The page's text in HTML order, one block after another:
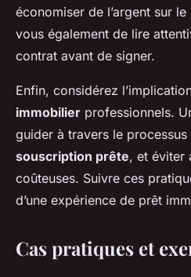
économiser de l’argent sur
vous également de lire
contrat avant de signer.
Enfin, considérez
immobilier professionnels.
guider à travers le
souscription prête, et éviter
coûteuses. Suivre ces
d’une expérience de prêt
Cas pratiques et